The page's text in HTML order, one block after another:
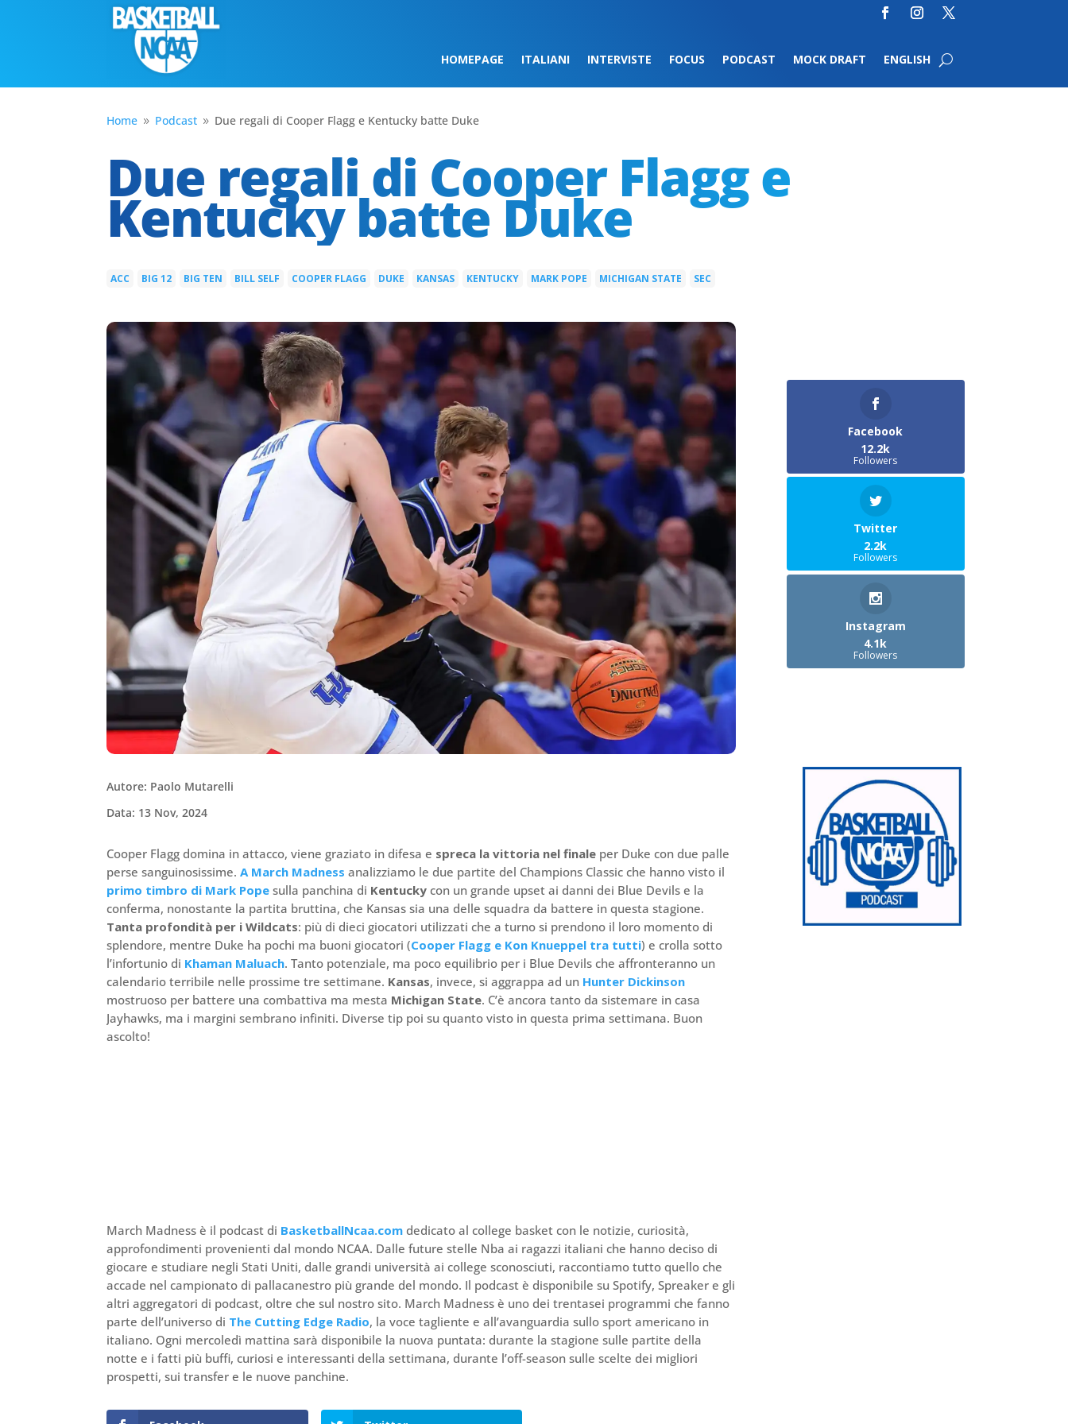
HOMEPAGE ITALIANI INTERVISTE FOCUS PODCAST MOCK DRAFT ENGLISH
Home 9 Podcast 9 Due regali di Cooper Flagg e Kentucky batte Duke
Due regali di Cooper Flagg e
Kentucky batte Duke
ACC BIG 12 BIG TEN BILL SELF COOPER FLAGG DUKE KANSAS KENTUCKY MARK POPE MICHIGAN STATE SEC
Autore: Paolo Mutarelli
Data: 13 Nov, 2024
Cooper Flagg domina in attacco, viene graziato in difesa e spreca la vittoria nel finale per Duke con due palle
perse sanguinosissime.A March Madness analizziamo le due partite del Champions Classic che hanno visto il
primo timbro di Mark Pope sulla panchina di Kentucky con un grande upset ai danni dei Blue Devils e la
conferma, nonostante la partita bruttina, che Kansas sia una delle squadra da battere in questa stagione.
Tanta profondità per i Wildcats: più di dieci giocatori utilizzati che a turno si prendono il loro momento di
splendore, mentre Duke ha pochi ma buoni giocatori (Cooper Flagg e Kon Knueppel tra tutti) e crolla sotto
l’infortunio di Khaman Maluach. Tanto potenziale, ma poco equilibrio per i Blue Devils che affronteranno un
calendario terribile nelle prossime tre settimane. Kansas, invece, si aggrappa ad un Hunter Dickinson
mostruoso per battere una combattiva ma mesta Michigan State. C’è ancora tanto da sistemare in casa
Jayhawks, ma i margini sembrano infiniti. Diverse tip poi su quanto visto in questa prima settimana. Buon
ascolto!
March Madness è il podcast di BasketballNcaa.com dedicato al college basket con le notizie, curiosità,
approfondimenti provenienti dal mondo NCAA. Dalle future stelle Nba ai ragazzi italiani che hanno deciso di
giocare e studiare negli Stati Uniti, dalle grandi università ai college sconosciuti, raccontiamo tutto quello che
accade nel campionato di pallacanestro più grande del mondo. Il podcast è disponibile su Spotify, Spreaker e gli
altri aggregatori di podcast, oltre che sul nostro sito. March Madness è uno dei trentasei programmi che fanno
parte dell’universo di The Cutting Edge Radio, la voce tagliente e all’avanguardia sullo sport americano in
italiano. Ogni mercoledì mattina sarà disponibile la nuova puntata: durante la stagione sulle partite della
notte e i fatti più buffi, curiosi e interessanti della settimana, durante l’off-season sulle scelte dei migliori
prospetti, sui transfer e le nuove panchine.
Facebook
12.2k
Followers
Twitter
2.2k
Followers
Instagram
4.1k
Followers